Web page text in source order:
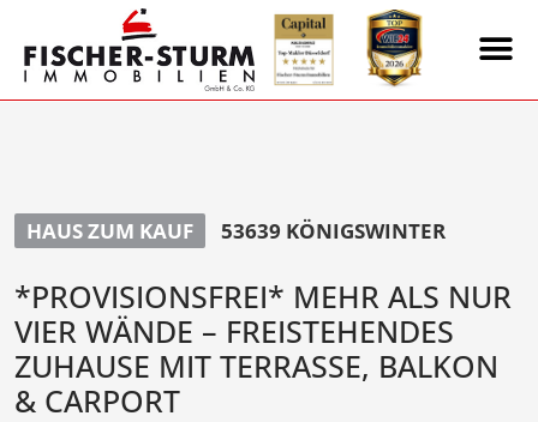
HAUS ZUM KAUF 53639 KÖNIGSWINTER
*PROVISIONSFREI* MEHR ALS NUR
VIER WÄNDE – FREISTEHENDES
ZUHAUSE MIT TERRASSE, BALKON
& CARPORT